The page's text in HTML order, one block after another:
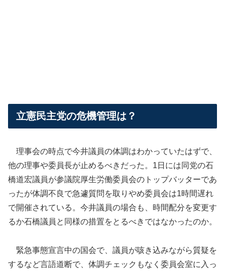
立憲民主党の危機管理は？
理事会の時点で今井議員の体調はわかっていたはずで、
他の理事や委員長が止めるべきだった。1日には同党の石
橋道宏議員が参議院厚生労働委員会のトップバッターであ
ったが体調不良で急遽質問を取りやめ委員会は1時間遅れ
で開催されている。今井議員の場合も、時間配分を変更す
るか石橋議員と同様の措置をとるべきではなかったのか。
緊急事態宣言中の国会で、議員が咳き込みながら質疑を
するなど言語道断で、体調チェックもなく委員会室に入っ